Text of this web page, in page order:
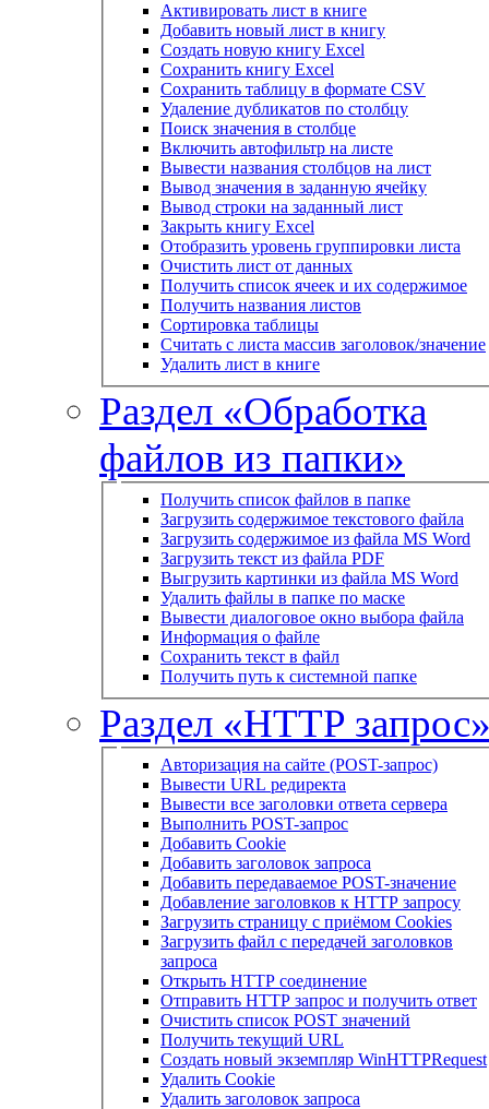
Активировать лист в книге
Добавить новый лист в книгу
Создать новую книгу Excel
Сохранить книгу Excel
Сохранить таблицу в формате CSV
Удаление дубликатов по столбцу
Поиск значения в столбце
Включить автофильтр на листе
Вывести названия столбцов на лист
Вывод значения в заданную ячейку
Вывод строки на заданный лист
Закрыть книгу Excel
Отобразить уровень группировки листа
Очистить лист от данных
Получить список ячеек и их содержимое
Получить названия листов
Сортировка таблицы
Считать с листа массив заголовок/значение
Удалить лист в книге
Раздел «Обработка
файлов из папки»
Получить список файлов в папке
Загрузить содержимое текстового файла
Загрузить содержимое из файла MS Word
Загрузить текст из файла PDF
Выгрузить картинки из файла MS Word
Удалить файлы в папке по маске
Вывести диалоговое окно выбора файла
Информация о файле
Сохранить текст в файл
Получить путь к системной папке
Раздел «HTTP
Авторизация на сайте (POST-запрос)
Вывести URL редиректа
Вывести все заголовки ответа сервера
Выполнить POST-запрос
Добавить Cookie
Добавить заголовок запроса
Добавить передаваемое POST-значение
Добавление заголовков к HTTP запросу
Загрузить страницу с приёмом Cookies
Загрузить файл с передачей заголовков
запроса
Открыть HTTP соединение
Отправить HTTP запрос и получить ответ
Очистить список POST значений
Получить текущий URL
Создать новый экземпляр WinHTTPRequest
Удалить Cookie
Удалить заголовок запроса